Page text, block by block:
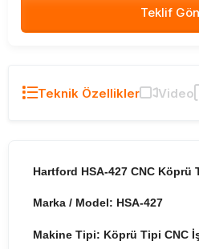
Teklif
Teknik Özellikler Video
Hartford HSA-427 CNC Köprü
Marka / Model: HSA-427
Makine Tipi: Köprü Tipi CNC